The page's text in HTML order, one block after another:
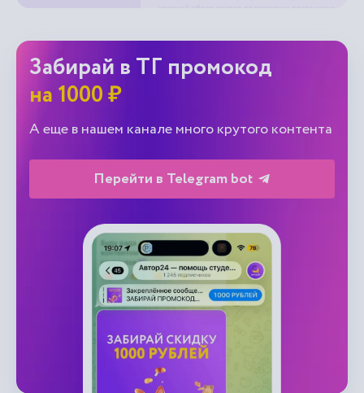
Забирай в ТГ промокод
на 1000 ₽
А еще в нашем канале много крутого контента
Перейти в Telegram bot